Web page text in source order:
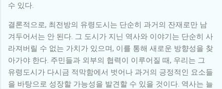
수 있다.
결론적으로, 최전방의 유령도시는 단순히 과거의 잔재로만 남
겨두어서는 안 된다. 그 도시가 지닌 역사와 이야기는 단순히 사
라져버릴 수 없는 가치가 있으며, 이를 통해 새로운 방향성을 찾
아가야 한다. 주민들과 외부의 협력이 이루어질 때, 우리는 그
유령도시가 다시금 적막함에서 벗어나 과거의 긍정적인 요소들
을 바탕으로 성장할 가능성을 발견할 수 있을 것이다. 역사는 늘